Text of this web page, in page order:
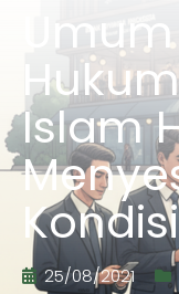
Islam
25/08/2021